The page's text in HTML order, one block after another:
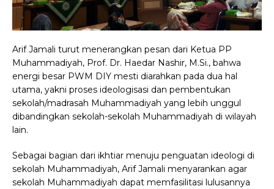
Arif Jamali turut menerangkan pesan dari Ketua PP
Muhammadiyah, Prof. Dr. Haedar Nashir, M.Si., bahwa
energi besar PWM DIY mesti diarahkan pada dua hal
utama, yakni proses ideologisasi dan pembentukan
sekolah/madrasah Muhammadiyah yang lebih unggul
dibandingkan sekolah-sekolah Muhammadiyah di wilayah
lain.
Sebagai bagian dari ikhtiar menuju penguatan ideologi di
sekolah Muhammadiyah, Arif Jamali menyarankan agar
sekolah Muhammadiyah dapat memfasilitasi lulusannya